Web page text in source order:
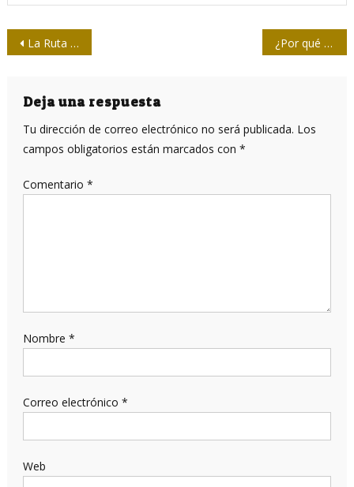
Navegación
entradas
La Ruta Ho Chi Minh, el camino de la victoria ¿Por qué no es creíble la campaña de los supuestos incidentes de salud contra diplomáticos de Estados Unidos en Cuba? (Vídeo)
Deja una respuesta
Tu dirección de correo electrónico no será publicada. Los
campos obligatorios están marcados con *
Comentario *
Nombre *
Correo electrónico *
Web